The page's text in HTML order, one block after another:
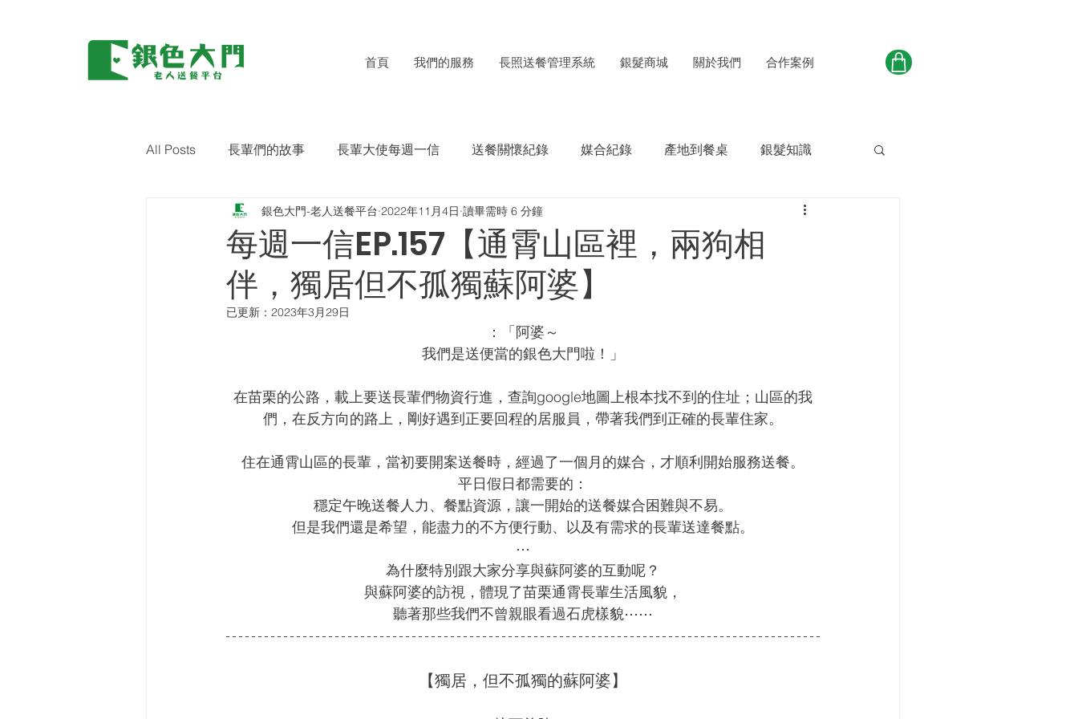
首頁 我們的服務 長照送餐管理系統 銀髮商城 關於我們 合作案例
All Posts 長輩們的故事 長輩大使每週一信 送餐關懷紀錄 媒合紀錄 產地到餐桌 銀髮知識
環保｜零廢棄 藝術關懷 每月食材捐贈電子報 ESG成果紀錄
每週一信EP.157【通霄山區裡，兩狗相
伴，獨居但不孤獨蘇阿婆】
銀色大門-老人送餐平台 2022年11月4日 讀畢需時 6 分鐘
已更新： 2023年3月29日
：「阿婆～
我們是送便當的銀色大門啦！」
在苗栗的公路，載上要送長輩們物資行進，查詢google地圖上根本找不到的住址；山區的我
們，在反方向的路上，剛好遇到正要回程的居服員，帶著我們到正確的長輩住家。
住在通霄山區的長輩，當初要開案送餐時，經過了一個月的媒合，才順利開始服務送餐。
平日假日都需要的：
穩定午晚送餐人力、餐點資源，讓一開始的送餐媒合困難與不易。
但是我們還是希望，能盡力的不方便行動、以及有需求的長輩送達餐點。
⋯
為什麼特別跟大家分享與蘇阿婆的互動呢？
與蘇阿婆的訪視，體現了苗栗通霄長輩生活風貌，
聽著那些我們不曾親眼看過石虎樣貌⋯⋯
【獨居，但不孤獨的蘇阿婆】